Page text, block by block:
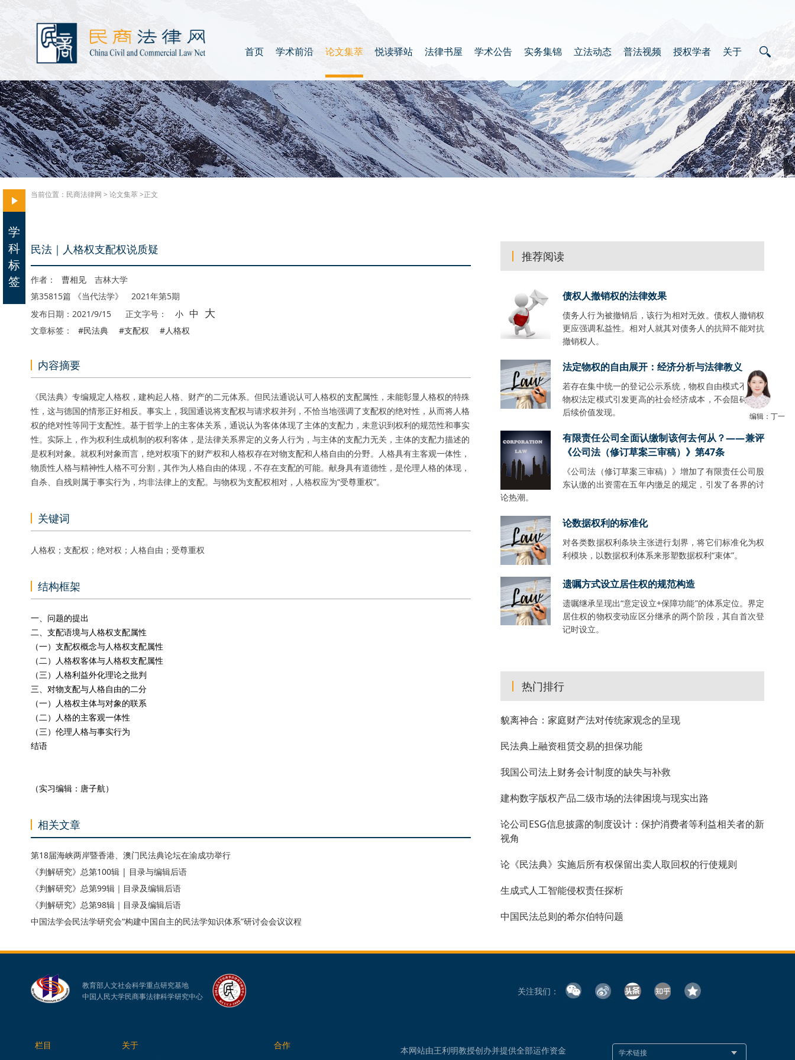
首页 学术前沿 论文集萃 悦读驿站 法律书屋 学术公告 实务集锦 立法动态 普法视频 授权学者 关于
当前位置： 民商法律网 > 论文集萃>正文
民法｜人格权支配权说质疑
作者： 曹相见 吉林大学
第35815篇 《当代法学》 2021年第5期
发布日期：2021/9/15
正文字号： 小 中 大
文章标签： #民法典 #支配权 #人格权
内容摘要
《民法典》专编规定人格权，建构起人格、财产的二元体系。但民法通说认可人格权的支配属性，未能彰显人格权的特殊
性，这与德国的情形正好相反。事实上，我国通说将支配权与请求权并列，不恰当地强调了支配权的绝对性，从而将人格
权的绝对性等同于支配性。基于哲学上的主客体关系，通说认为客体体现了主体的支配力，未意识到权利的规范性和事实
性。实际上，作为权利生成机制的权利客体，是法律关系界定的义务人行为，与主体的支配力无关，主体的支配力描述的
是权利对象。就权利对象而言，绝对权项下的财产权和人格权存在对物支配和人格自由的分野。人格具有主客观一体性，
物质性人格与精神性人格不可分割，其作为人格自由的体现，不存在支配的可能。献身具有道德性，是伦理人格的体现，
自杀、自残则属于事实行为，均非法律上的支配。与物权为支配权相对，人格权应为“受尊重权”。
关键词
人格权；支配权；绝对权；人格自由；受尊重权
结构框架
一、问题的提出
二、支配语境与人格权支配属性
（一）支配权概念与人格权支配属性
（二）人格权客体与人格权支配属性
（三）人格利益外化理论之批判
三、对物支配与人格自由的二分
（一）人格权主体与对象的联系
（二）人格的主客观一体性
（三）伦理人格与事实行为
结语
（实习编辑：唐子航）
相关文章
第18届海峡两岸暨香港、澳门民法典论坛在渝成功举行
《判解研究》总第100辑 | 目录与编辑后语
《判解研究》总第99辑｜目录及编辑后语
《判解研究》总第98辑｜目录及编辑后语
中国法学会民法学研究会“构建中国自主的民法学知识体系”研讨会会议议程
推荐阅读
债权人撤销权的法律效果
债务人行为被撤销后，该行为相对无效。债权人撤销权
更应强调私益性。相对人就其对债务人的抗辩不能对抗
撤销权人。
法定物权的自由展开：经济分析与法律教义
若存在集中统一的登记公示系统，物权自由模式不会比
物权法定模式引发更高的社会经济成本，不会阻碍财产
后续价值发现。
有限责任公司全面认缴制该何去何从？——兼评
《公司法（修订草案三审稿）》第47条
《公司法（修订草案三审稿）》增加了有限责任公司股
东认缴的出资需在五年内缴足的规定，引发了各界的讨
论热潮。
论数据权利的标准化
对各类数据权利条块主张进行划界，将它们标准化为权
利模块，以数据权利体系来形塑数据权利“束体”。
遗嘱方式设立居住权的规范构造
遗嘱继承呈现出“意定设立+保障功能”的体系定位。界定
居住权的物权变动应区分继承的两个阶段，其自首次登
记时设立。
热门排行
貌离神合：家庭财产法对传统家观念的呈现
民法典上融资租赁交易的担保功能
我国公司法上财务会计制度的缺失与补救
建构数字版权产品二级市场的法律困境与现实出路
论公司ESG信息披露的制度设计：保护消费者等利益相关者的新
视角
论《民法典》实施后所有权保留出卖人取回权的行使规则
生成式人工智能侵权责任探析
中国民法总则的希尔伯特问题
编辑：丁一
教育部人文社会科学重点研究基地
中国人民大学民商事法律科学研究中心
栏目 关于 合作
关注我们：
本网站由王利明教授创办并提供全部运作资金
学
科
标
签